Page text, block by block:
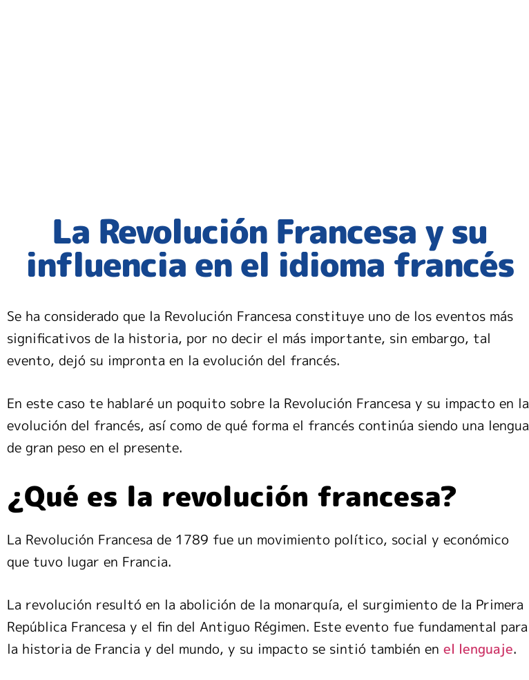
La Revolución Francesa y su
influencia en el idioma francés
Se ha considerado que la Revolución Francesa constituye uno de los eventos más
significativos de la historia, por no decir el más importante, sin embargo, tal
evento, dejó su impronta en la evolución del francés.
En este caso te hablaré un poquito sobre la Revolución Francesa y su impacto en la
evolución del francés, así como de qué forma el francés continúa siendo una lengua
de gran peso en el presente.
¿Qué es la revolución francesa?
La Revolución Francesa de 1789 fue un movimiento político, social y económico
que tuvo lugar en Francia.
La revolución resultó en la abolición de la monarquía, el surgimiento de la Primera
República Francesa y el fin del Antiguo Régimen. Este evento fue fundamental para
la historia de Francia y del mundo, y su impacto se sintió también en el lenguaje.